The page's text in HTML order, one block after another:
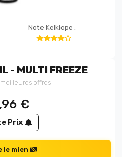
Note Kelklope :
- MULTI FREEZE
offres
€
Prix
le mien